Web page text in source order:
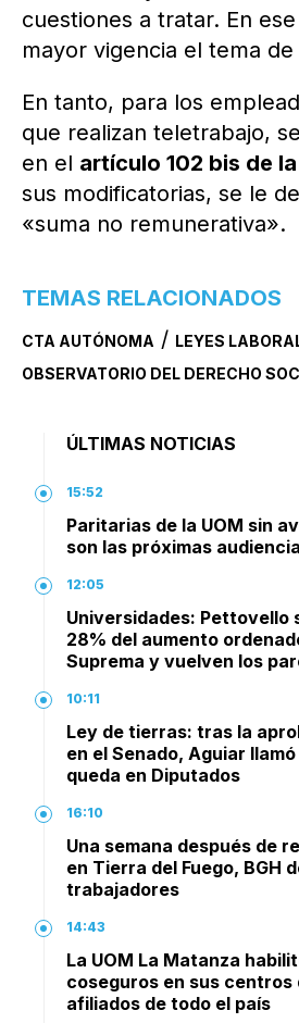
cuestiones a tratar. En
mayor vigencia el tema
En tanto, para los
que realizan teletrabajo,
en el artículo 102 bis de
sus modificatorias, se le
«suma no remunerativa».
TEMAS RELACIONADOS
CTA AUTÓNOMA / LEYES
OBSERVATORIO DEL DERECHO
ÚLTIMAS NOTICIAS
15:52
Paritarias de la UOM sin
son las próximas
12:05
Universidades: Pettovello
28% del aumento
Suprema y vuelven los
10:11
Ley de tierras: tras la
en el Senado, Aguiar
queda en Diputados
16:10
Una semana después de
en Tierra del Fuego, BGH
trabajadores
14:43
La UOM La Matanza
coseguros en sus centros
afiliados de todo el país